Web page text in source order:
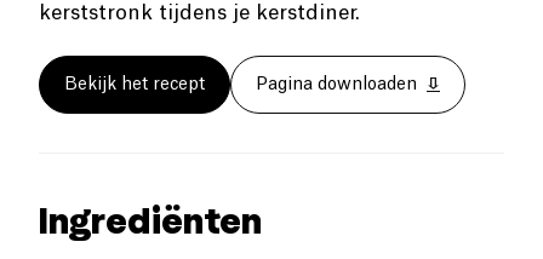
kerststronk tijdens je kerstdiner.
Bekijk het recept Pagina downloaden
Ingrediënten